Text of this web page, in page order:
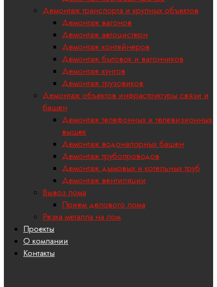
Демонтаж транспорта и крупных объектов
Демонтаж вагонов
Демонтаж автоцистерн
Демонтаж контейнеров
Демонтаж бытовок и вагончиков
Демонтаж кунгов
Демонтаж грузовиков
Демонтаж объектов инфраструктуры связи и
башен
Демонтаж телефонных и телевизионных
вышек
Демонтаж водонапорных башен
Демонтаж трубопроводов
Демонтаж дымовых и котельных труб
Демонтаж вентиляции
Вывоз лома
Прием делового лома
Резка металла на лом
Проекты
О компании
Контакты